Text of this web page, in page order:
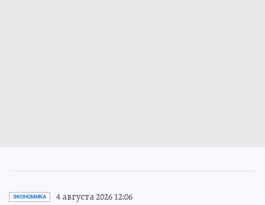
ЭКОНОМИКА 4 августа 2026 12:06